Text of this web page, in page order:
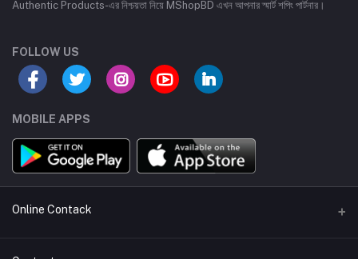
Authentic Products-এর নিশ্চয়তা নিয়ে MShopBD এখন আপনার স্মার্ট শপিং পার্টনার।
FOLLOW US
MOBILE APPS
Online Contack